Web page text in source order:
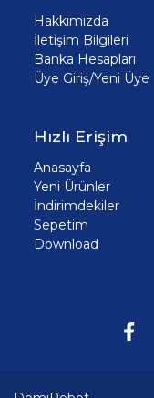
Hakkımızda
İletişim Bilgileri
Banka Hesapları
Üye Giriş/Yeni Üye
Hızlı Erişim
Anasayfa
Yeni Ürünler
İndirimdekiler
Sepetim
Download